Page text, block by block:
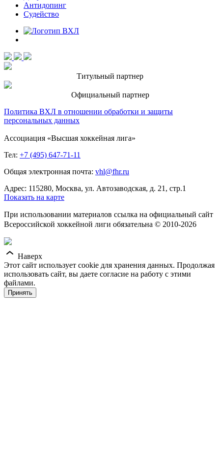
Антидопинг
Судейство
Титульный партнер
Официальный партнер
Политика ВХЛ в отношении обработки и защиты
персональных данных
Ассоциация «Высшая хоккейная лига»
Тел: +7 (495) 647-71-11
Общая электронная почта: vhl@fhr.ru
Адрес: 115280, Москва, ул. Автозаводская, д. 21, стр.1
Показать на карте
При использовании материалов ссылка на официальный сайт
Всероссийской хоккейной лиги обязательна © 2010-2026
Наверх
Этот сайт использует cookie для хранения данных. Продолжая
использовать сайт, вы даете согласие на работу с этими
файлами.
Принять